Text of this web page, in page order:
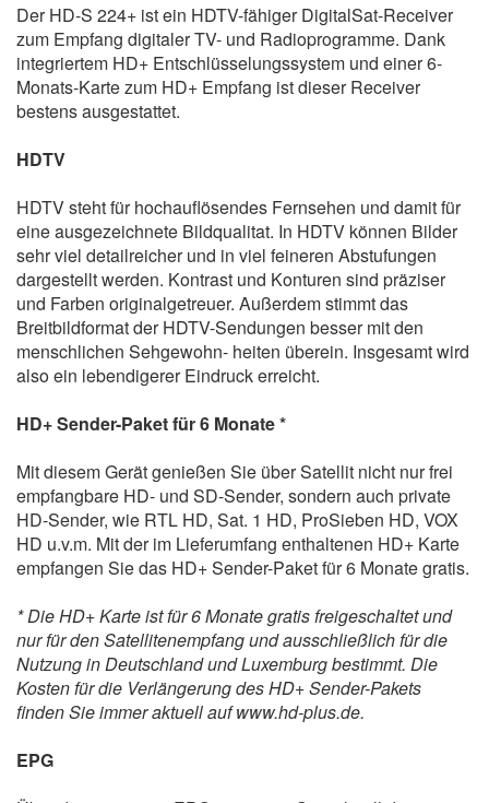
Der HD-S 224+ ist ein HDTV-fähiger DigitalSat-Receiver
zum Empfang digitaler TV- und Radioprogramme. Dank
integriertem HD+ Entschlüsselungssystem und einer 6-
Monats-Karte zum HD+ Empfang ist dieser Receiver
bestens ausgestattet.
HDTV
HDTV steht für hochauflösendes Fernsehen und damit für
eine ausgezeichnete Bildqualitat. In HDTV können Bilder
sehr viel detailreicher und in viel feineren Abstufungen
dargestellt werden. Kontrast und Konturen sind präziser
und Farben originalgetreuer. Außerdem stimmt das
Breitbildformat der HDTV-Sendungen besser mit den
menschlichen Sehgewohn- heiten überein. Insgesamt wird
also ein lebendigerer Eindruck erreicht.
HD+ Sender-Paket für 6 Monate *
Mit diesem Gerät genießen Sie über Satellit nicht nur frei
empfangbare HD- und SD-Sender, sondern auch private
HD-Sender, wie RTL HD, Sat. 1 HD, ProSieben HD, VOX
HD u.v.m. Mit der im Lieferumfang enthaltenen HD+ Karte
empfangen Sie das HD+ Sender-Paket für 6 Monate gratis.
* Die HD+ Karte ist für 6 Monate gratis freigeschaltet und
nur für den Satellitenempfang und ausschließlich für die
Nutzung in Deutschland und Luxemburg bestimmt. Die
Kosten für die Verlängerung des HD+ Sender-Pakets
finden Sie immer aktuell aufwww.hd-plus.de.
EPG